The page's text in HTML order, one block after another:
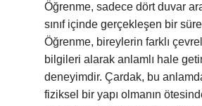
Öğrenme, sadece dört duvar
sınıf içinde gerçekleşen bir
Öğrenme, bireylerin farklı
bilgileri alarak anlamlı hale
deneyimdir. Çardak, bu
fiziksel bir yapı olmanın